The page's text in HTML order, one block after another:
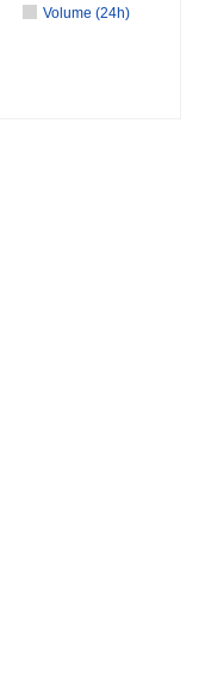
Volume (24h)